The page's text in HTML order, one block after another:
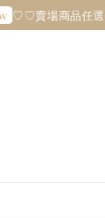
賣場商品任選3